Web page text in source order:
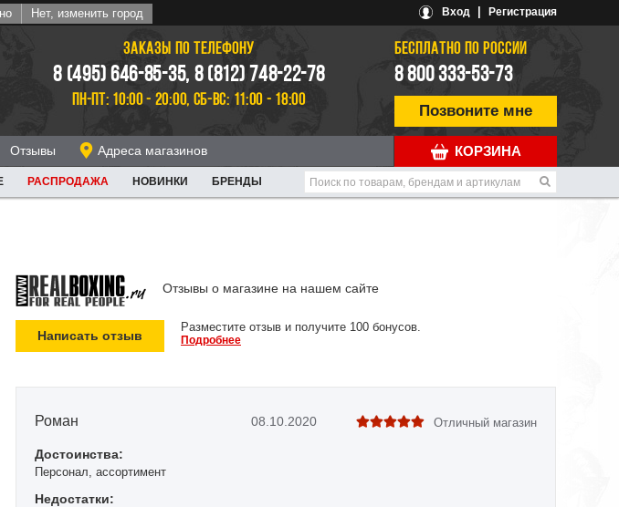
Нет, изменить город Вход Регистрация
ЗАКАЗЫ ПО ТЕЛЕФОНУ
8 (495) 646-85-35, 8 (812) 748-22-78
ПН-ПТ: 10:00 - 20:00, СБ-ВС: 11:00 - 18:00
БЕСПЛАТНО ПО РОССИИ
8 800 333-53-73
Позвоните мне
КОРЗИНА
Отзывы Адреса магазинов
РАСПРОДАЖА НОВИНКИ БРЕНДЫ
Отзывы о магазине на нашем сайте
Написать отзыв
Разместите отзыв и получите 100 бонусов.
Подробнее
Роман 08.10.2020 Отличный магазин
Достоинства:
Персонал, ассортимент
Недостатки: